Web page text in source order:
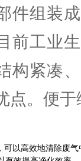
件组装
前工业
构紧凑
点。便
以高效地清除废气